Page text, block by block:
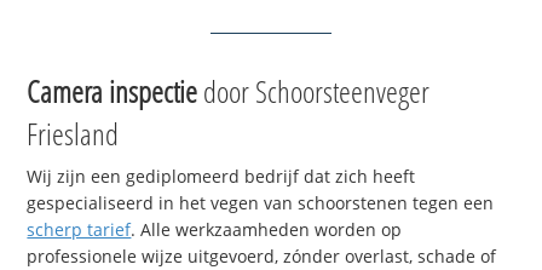
Camera inspectiedoor Schoorsteenveger
Friesland
Wij zijn een gediplomeerd bedrijf dat zich heeft
gespecialiseerd in het vegen van schoorstenen tegen een
scherp tarief. Alle werkzaamheden worden op
professionele wijze uitgevoerd, zónder overlast, schade of